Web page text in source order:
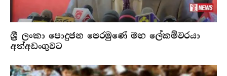
ශ්‍රී ලංකා පොදුජන පෙරමුණේ මහ ලේකම්වරයා
අත්අඩංගුවට